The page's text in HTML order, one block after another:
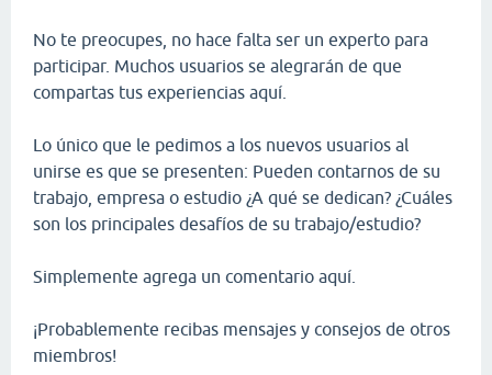
No te preocupes, no hace falta ser un experto para
participar. Muchos usuarios se alegrarán de que
compartas tus experiencias aquí.
Lo único que le pedimos a los nuevos usuarios al
unirse es que se presenten: Pueden contarnos de su
trabajo, empresa o estudio ¿A qué se dedican? ¿Cuáles
son los principales desafíos de su trabajo/estudio?
Simplemente agrega un comentario aquí.
¡Probablemente recibas mensajes y consejos de otros
miembros!